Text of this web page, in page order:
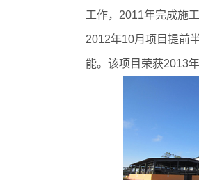
工作，2011年完成施
2012年10月项目提前
能。该项目荣获2013